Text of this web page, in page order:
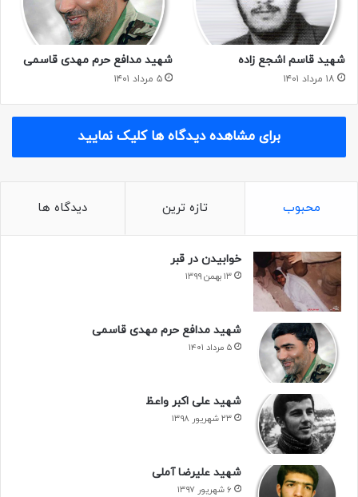
شهید قاسم اشجع زاده
۱۸ مرداد ۱۴۰۱
شهید مدافع حرم مهدی قاسمی
۵ مرداد ۱۴۰۱
برای مشاهده دیدگاه ها کلیک نمایید
محبوب تازه ترین دیدگاه ها
خوابیدن در قبر
۱۳ بهمن ۱۳۹۹
شهید مدافع حرم مهدی قاسمی
۵ مرداد ۱۴۰۱
شهید علی اکبر واعظ
۲۳ شهریور ۱۳۹۸
شهید علیرضا آملی
۶ شهریور ۱۳۹۷